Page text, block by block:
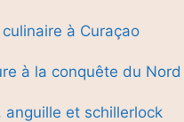
à Curaçao
à la conquête du Nord
anguille et schillerlock